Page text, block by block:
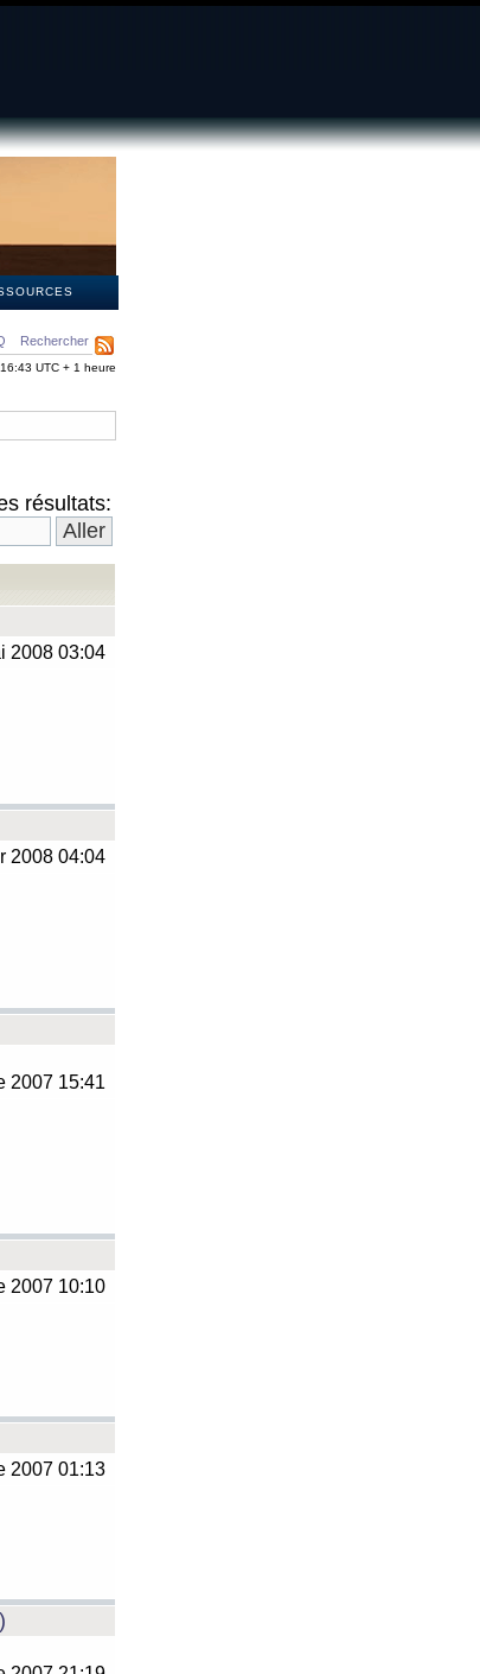
Rechercher
UTC + 1 heure
résultats:
2008 03:04
2008 04:04
2007 15:41
2007 10:10
2007 01:13